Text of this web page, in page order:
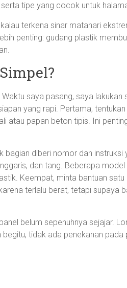
tipe yang cocok untuk
terkena sinar matahari
penting: gudang plastik
saya pasang, saya lakukan
yang rapi. Pertama,
atau papan beton tipis. Ini
bagian diberi nomor dan instruksi
dan tang. Beberapa model
Keempat, minta bantuan satu
terlalu berat, tetapi supaya
belum sepenuhnya sejajar.
tidak ada penekanan pada